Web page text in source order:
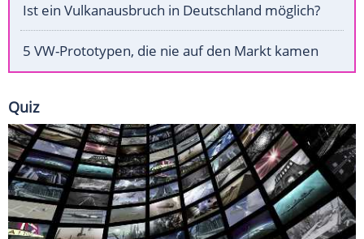
Ist ein Vulkanausbruch in Deutschland möglich?
5 VW-Prototypen, die nie auf den Markt kamen
Quiz